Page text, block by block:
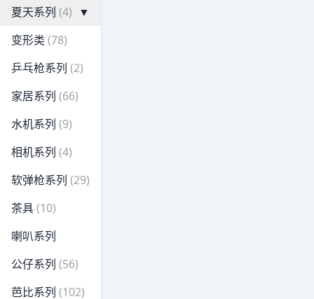
夏天系列 (4) ▼
变形类 (78)
乒乓枪系列 (2)
家居系列 (66)
水机系列 (9)
相机系列 (4)
软弹枪系列 (29)
茶具(10)
喇叭系列
公仔系列 (56)
芭比系列 (102)